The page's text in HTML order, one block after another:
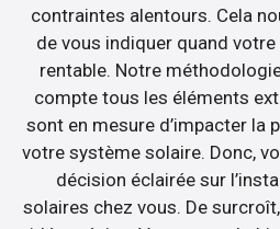
contraintes alentours. Cela
de vous indiquer quand
rentable. Notre
compte tous les éléments
sont en mesure d’impacter la
votre système solaire. Donc,
décision éclairée sur
solaires chez vous. De